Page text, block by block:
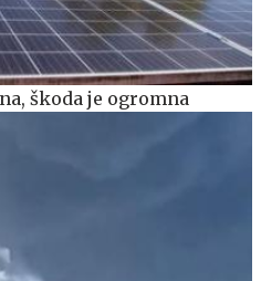
škoda je ogromna